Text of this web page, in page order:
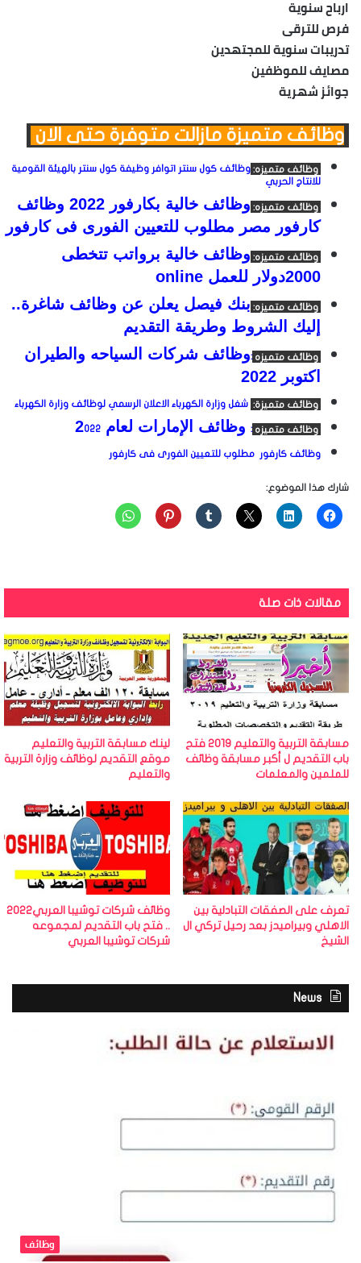
ارباح سنوية
فرص للترقى
تدريبات سنوية للمجتهدين
مصايف للموظفين
جوائز شهرية
وظائف متميزة مازالت متوفرة حتى الان
وظائف متميزه: وظائف كول سنتر |توافر وظيفة كول سنتر بالهيئة القومية
للانتاج الحربي
وظائف متميزه:
وظائف خالية بكارفور 2022 وظائف
كارفور مصر مطلوب للتعيين الفورى فى كارفور
وظائف متميزه: وظائف خالية برواتب تتخطى
2000دولار للعمل online
وظائف متميزه: بنك فيصل يعلن عن وظائف شاغرة..
إليك الشروط وطريقة التقديم
وظائف متميزه :وظائف شركات السياحه والطيران
اكتوبر 2 022
وظائف متميزة: شغل وزارة الكهرباء الاعلان الرسمي لوظائف وزارة الكهرباء
وظائف متميزه : وظائف الإمارات لعام 2 022
وظائف كارفور مطلوب للتعيين الفورى فى كارفور
شارك هذا الموضوع:
مقالات ذات صلة
مسابقة التربية والتعليم 2019 فتح
باب التقديم ل أكبر مسابقة وظائف
للملمين والمعلمات
لينك مسابقة التربية والتعليم
موقع التقديم لوظائف وزارة التربية
والتعليم
تعرف على الصفقات التبادلية بين
الاهلي وبيراميدز بعد رحيل تركي ال
الشيخ
وظائف شركات توشيبا العربي2022
.. فتح باب التقديم لمجموعه
شركات توشيبا العربي
News
وظائف